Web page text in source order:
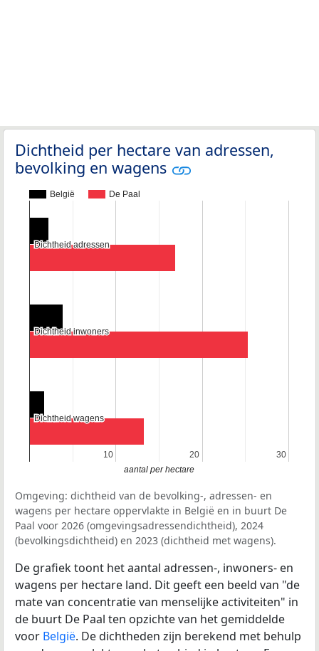
Dichtheid per hectare van adressen,
bevolking en wagens
België De Paal
10
10 20
20 30
30
Dichtheid adressen
Dichtheid adressen
Dichtheid inwoners
Dichtheid inwoners
Dichtheid wagens
Dichtheid wagens
aantal per hectare
Omgeving: dichtheid van de bevolking-, adressen- en
wagens per hectare oppervlakte in België en in buurt De
Paal voor 2026 (omgevingsadressendichtheid), 2024
(bevolkingsdichtheid) en 2023 (dichtheid met wagens).
De grafiek toont het aantal adressen-, inwoners- en
wagens per hectare land. Dit geeft een beeld van "de
mate van concentratie van menselijke activiteiten" in
de buurt De Paal ten opzichte van het gemiddelde
voor België. De dichtheden zijn berekend met behulp